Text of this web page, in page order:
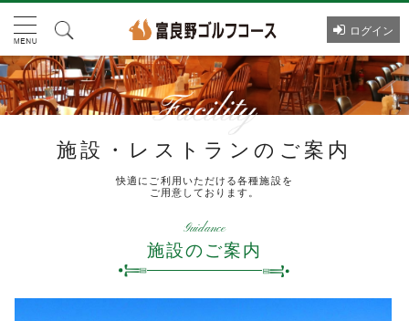
ログイン
施設・レストランのご案内
快適にご利用いただける各種施設を
ご用意しております。
Guidance
施設のご案内